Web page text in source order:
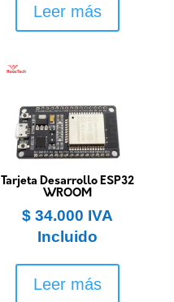
Leer más
Tarjeta Desarrollo ESP32
WROOM
$ 34.000 IVA
Incluido
Leer más